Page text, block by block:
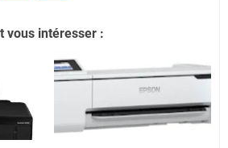
vous intéresser :